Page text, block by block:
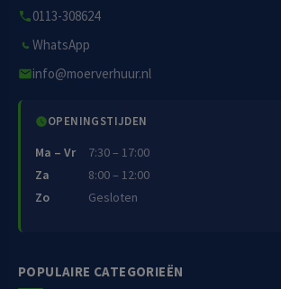
0113-308624
WhatsApp
info@moerverhuur.nl
OPENINGSTIJDEN
Ma – Vr
7:30 – 17:00
Za
8:00 – 12:00
Zo
Gesloten
POPULAIRE CATEGORIEËN